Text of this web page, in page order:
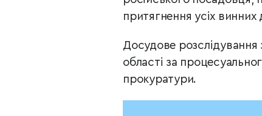
притягнення усіх винних
Досудове розслідування
області за
прокуратури.